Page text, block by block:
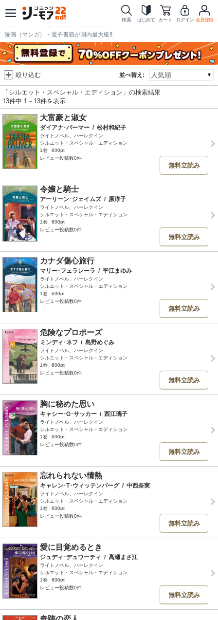
検索 はじめて カート ログイン 会員登録
漫画（マンガ）・電子書籍が国内最大級!!
並べ替え:
絞り込む
「シルエット・スペシャル・エディション」の検索結果
13件中 1～13件を表示
大富豪と淑女
ダイアナ･パーマー / 松村和紀子
ライトノベル、ハーレクイン
シルエット・スペシャル・エディション
1巻
600pt
レビュー投稿数0件
無料立読み
令嬢と騎士
アーリーン･ジェイムズ / 原淳子
ライトノベル、ハーレクイン
シルエット・スペシャル・エディション
1巻
600pt
レビュー投稿数0件
無料立読み
カナダ傷心旅行
マリー･フェラレーラ / 平江まゆみ
ライトノベル、ハーレクイン
シルエット・スペシャル・エディション
1巻
600pt
レビュー投稿数0件
無料立読み
危険なプロポーズ
ミンディ･ネフ / 島野めぐみ
ライトノベル、ハーレクイン
シルエット・スペシャル・エディション
1巻
600pt
レビュー投稿数0件
無料立読み
胸に秘めた思い
キャシー･G･サッカー / 西江璃子
ライトノベル、ハーレクイン
シルエット・スペシャル・エディション
1巻
600pt
レビュー投稿数0件
無料立読み
忘れられない情熱
キャレン･T･ウィッテンバーグ / 中西奈実
ライトノベル、ハーレクイン
シルエット・スペシャル・エディション
1巻
600pt
レビュー投稿数0件
無料立読み
愛に目覚めるとき
ジュディ･デュワーティ / 高瀬まさ江
ライトノベル、ハーレクイン
シルエット・スペシャル・エディション
1巻
600pt
レビュー投稿数0件
無料立読み